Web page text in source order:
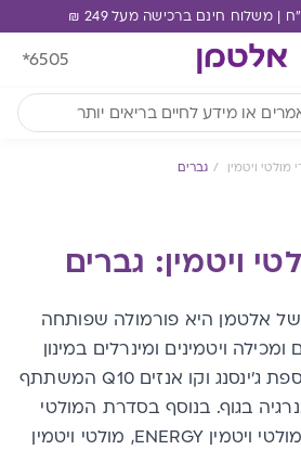
*6505
מולטי ויטמין גברים
ויטמין: גברים
של אלטמן היא פורמולה שפותחה
ויטמינים ומינרלים במינון
המותאם לגברים בתוספת ג'ינסנג וקו אנזים Q10 המשתתף
בגוף. בנוסף בסדרת המולטי
ויטמין נמצא גאמיס מולטי ויטמין ENERGY, מולטי ויטמין